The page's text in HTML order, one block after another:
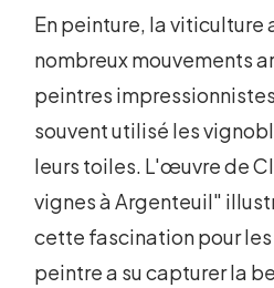
En peinture, la viticulture
nombreux mouvements
peintres
souvent utilisé les
leurs toiles. L'œuvre de
vignes à Argenteuil"
cette fascination pour
peintre a su capturer la